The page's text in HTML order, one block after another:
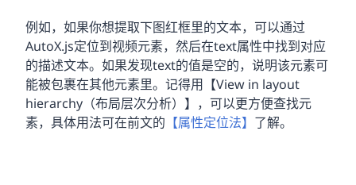
例如，如果你想提取下图红框里的文本，可以通过
AutoX.js定位到视频元素，然后在text属性中找到对应
的描述文本。如果发现text的值是空的，说明该元素可
能被包裹在其他元素里。记得用【View in layout
hierarchy（布局层次分析）】，可以更方便查找元
素，具体用法可在前文的 【属性定位法】 了解。